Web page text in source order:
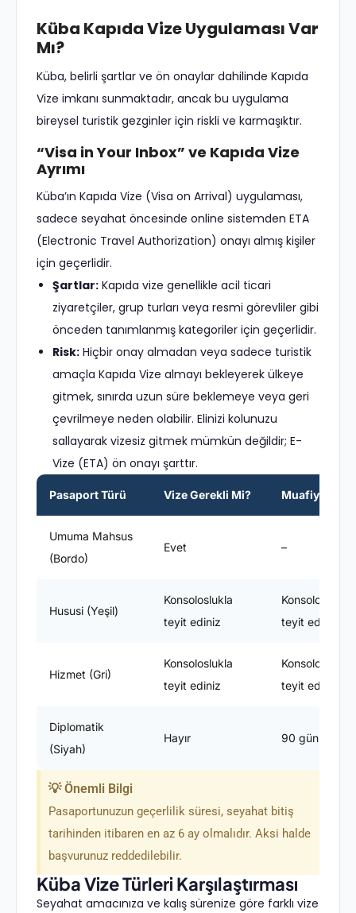
Küba Kapıda Vize Uygulaması Var
Mı?
Küba, belirli şartlar ve ön onaylar dahilinde Kapıda
Vize imkanı sunmaktadır, ancak bu uygulama
bireysel turistik gezginler için riskli ve karmaşıktır.
“Visa in Your Inbox” ve Kapıda Vize
Ayrımı
Küba’ın Kapıda Vize (Visa on Arrival) uygulaması,
sadece seyahat öncesinde online sistemden ETA
(Electronic Travel Authorization) onayı almış kişiler
için geçerlidir.
Şartlar: Kapıda vize genellikle acil ticari
ziyaretçiler, grup turları veya resmi görevliler gibi
önceden tanımlanmış kategoriler için geçerlidir.
Risk: Hiçbir onay almadan veya sadece turistik
amaçla Kapıda Vize almayı bekleyerek ülkeye
gitmek, sınırda uzun süre beklemeye veya geri
çevrilmeye neden olabilir. Elinizi kolunuzu
sallayarak vizesiz gitmek mümkün değildir; E-
Vize (ETA) ön onayı şarttır.
Pasaport Türü Vize Gerekli Mi? Muafiyet
Umuma Mahsus
(Bordo)
Evet –
Hususi (Yeşil)
Konsoloslukla
teyit ediniz
Konsoloslukla
teyit ediniz
Hizmet (Gri)
Konsoloslukla
teyit ediniz
Konsoloslukla
teyit ediniz
Diplomatik
(Siyah)
Hayır 90 gün
💡 Önemli Bilgi
Pasaportunuzun geçerlilik süresi, seyahat bitiş
tarihinden itibaren en az 6 ay olmalıdır. Aksi halde
başvurunuz reddedilebilir.
Küba Vize Türleri Karşılaştırması
Seyahat amacınıza ve kalış sürenize göre farklı vize